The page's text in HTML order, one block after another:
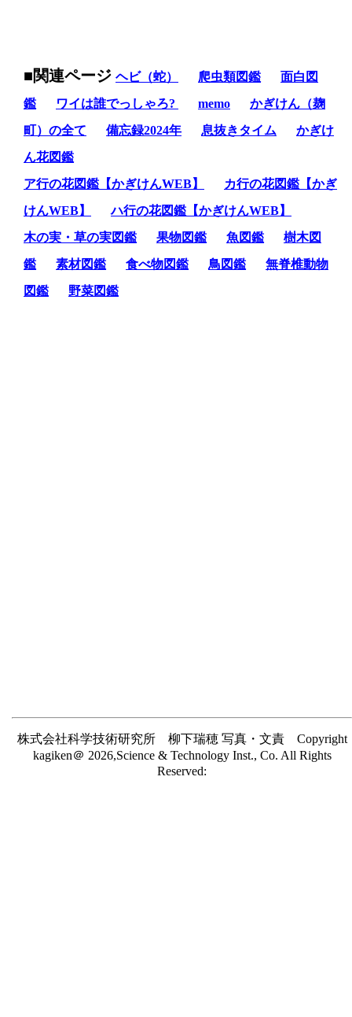
■関連ページ ヘビ（蛇） 爬虫類図鑑
面白図
鑑
ワイは誰でっしゃろ? memo
かぎけん（麹
町）の全て
備忘録2024年 息抜きタイム
かぎけ
ん花図鑑
ア行の花図鑑【かぎけんWEB】
カ行の花図鑑【かぎ
けんWEB】
ハ行の花図鑑【かぎけんWEB】
木の実・草の実図鑑
果物図鑑 魚図鑑
樹木図
鑑
素材図鑑 食べ物図鑑 鳥図鑑
無脊椎動物
図鑑
野菜図鑑